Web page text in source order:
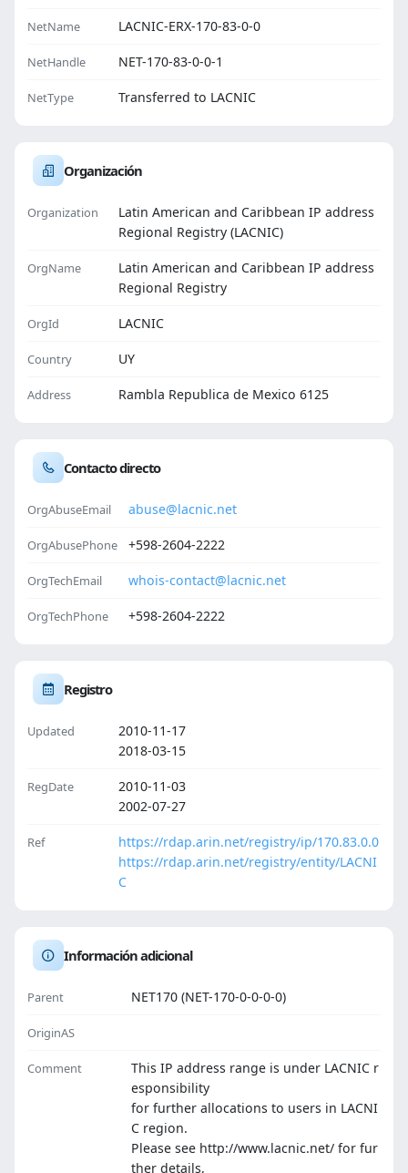
NetName LACNIC-ERX-170-83-0-0
NetHandle NET-170-83-0-0-1
NetType Transferred to LACNIC
Organización
Organization
Latin American and Caribbean IP address
Regional Registry (LACNIC)
OrgName
Latin American and Caribbean IP address
Regional Registry
OrgId LACNIC
Country UY
Address Rambla Republica de Mexico 6125
Contacto directo
OrgAbuseEmail abuse@lacnic.net
OrgAbusePhone +598-2604-2222
OrgTechEmail whois-contact@lacnic.net
OrgTechPhone +598-2604-2222
Registro
Updated
2010-11-17
2018-03-15
RegDate
2010-11-03
2002-07-27
Ref
https://rdap.arin.net/registry/ip/170.83.0.0
https://rdap.arin.net/registry/entity/LACNI
C
Información adicional
Parent NET170 (NET-170-0-0-0-0)
OriginAS
Comment
This IP address range is under LACNIC r
esponsibility
for further allocations to users in LACNI
C region.
Please see http://www.lacnic.net/ for fur
ther details,